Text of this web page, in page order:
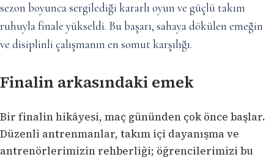
sezon boyunca sergilediği kararlı oyun ve güçlü takım
ruhuyla finale yükseldi. Bu başarı, sahaya dökülen emeğin
ve disiplinli çalışmanın en somut karşılığı.
Finalin arkasındaki emek
Bir finalin hikâyesi, maç gününden çok önce başlar.
Düzenli antrenmanlar, takım içi dayanışma ve
antrenörlerimizin rehberliği; öğrencilerimizi bu